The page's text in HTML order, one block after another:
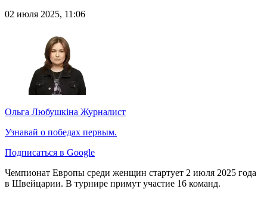
02 июля 2025, 11:06
Ольга Любушкіна Журналист
Узнавай о победах первым.
Подписаться в Google
Чемпионат Европы среди женщин стартует 2 июля 2025 года
в Швейцарии. В турнире примут участие 16 команд.